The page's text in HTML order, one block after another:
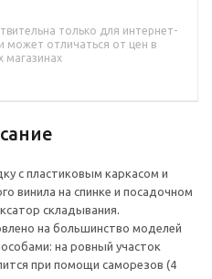
только для интернет-
может отличаться от цен в
магазинах
с пластиковым каркасом и
винила на спинке и посадочном
складывания.
на большинство моделей
на ровный участок
при помощи саморезов (4